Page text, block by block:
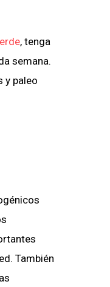
, tenga
semana.
y paleo
También